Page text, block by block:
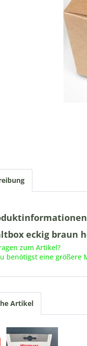
eckig braun
zum Artikel?
benötigst eine größere
Artikel